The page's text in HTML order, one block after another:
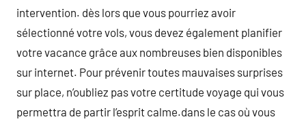
intervention. dès lors que vous pourriez avoir
sélectionné votre vols, vous devez également planifier
votre vacance grâce aux nombreuses bien disponibles
sur internet. Pour prévenir toutes mauvaises surprises
sur place, n’oubliez pas votre certitude voyage qui vous
permettra de partir l’esprit calme.dans le cas où vous